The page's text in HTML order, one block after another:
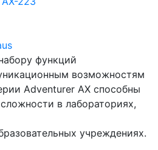
функций
возможностям
Adventurer АХ способны
в лабораториях,
учреждениях.